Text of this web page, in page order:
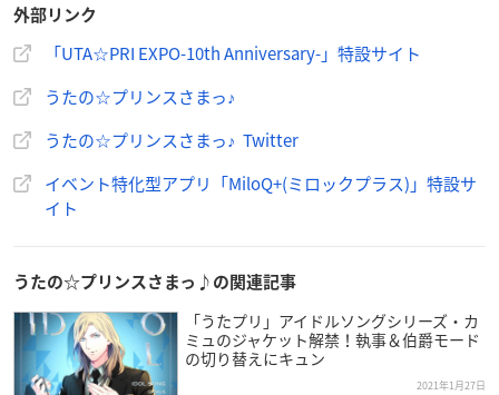
概要(リアル会場)
​【開催日時】
2021年6月5日(土)～13日(日)10時～19時
※最終入場18時
【会場】
池袋 サンシャインシティ 文化会館ビル2階 展示ホールD
【チケット先行抽選販売】
【一般発売】
5月29日(土)10:00～
外部リンク
「UTA☆PRI EXPO-10th Anniversary-」特設サイト
うたの☆プリンスさまっ♪
うたの☆プリンスさまっ♪ Twitter
イベント特化型アプリ「MiloQ+(ミロックプラス)」特設サ
イト
うたの☆プリンスさまっ♪の関連記事
「うたプリ」アイドルソングシリーズ・カ
ミュのジャケット解禁！執事＆伯爵モード
の切り替えにキュン
2021年1月27日